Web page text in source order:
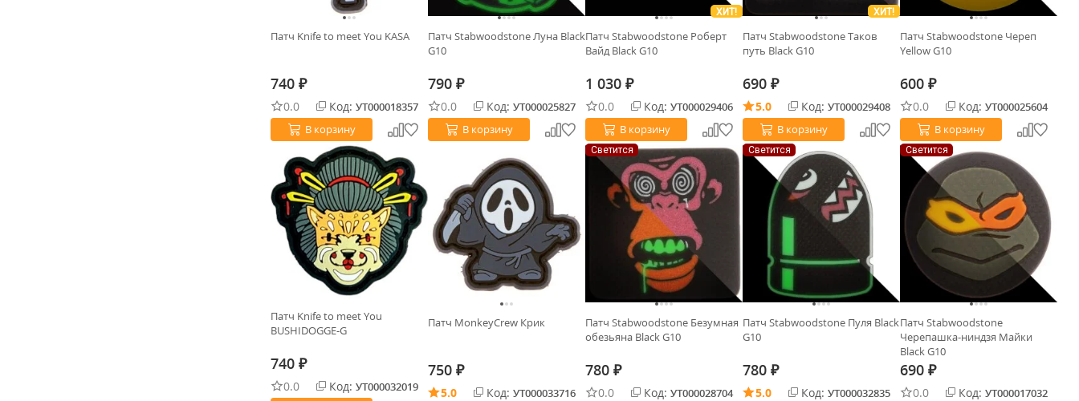
Патч Knife to meet You KASA
740 ₽
0.0 Код: УТ000018357
В корзину
Патч Stabwoodstone Луна Black
G10
790 ₽
0.0 Код: УТ000025827
В корзину
ХИТ!
Патч Stabwoodstone Роберт
Вайд Black G10
1 030 ₽
0.0 Код: УТ000029406
В корзину
ХИТ!
Патч Stabwoodstone Таков
путь Black G10
690 ₽
5.0 Код: УТ000029408
В корзину
Патч Stabwoodstone Череп
Yellow G10
600 ₽
0.0 Код: УТ000025604
В корзину
Патч Knife to meet You
BUSHIDOGGE-G
740 ₽
0.0 Код: УТ000032019
Патч MonkeyCrew Крик
750 ₽
5.0 Код: УТ000033716
Светится
Патч Stabwoodstone Безумная
обезьяна Black G10
780 ₽
0.0 Код: УТ000028704
Светится
Патч Stabwoodstone Пуля Black
G10
780 ₽
5.0 Код: УТ000032835
Светится
Патч Stabwoodstone
Черепашка-ниндзя Майки
Black G10
690 ₽
0.0 Код: УТ000017032